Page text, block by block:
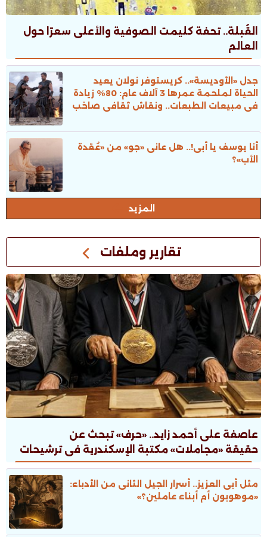
القُبلة.. تحفة كليمت الصوفية والأعلى سعرًا حول
العالم
جدل «الأوديسة».. كريستوفر نولان يعيد
الحياة لملحمة عمرها 3 آلاف عام: 80% زيادة
فى مبيعات الطبعات.. ونقاش ثقافى صاخب
أنا يوسف يا أبى!.. هل عانى «جو» من «عُقدة
الأب»؟
المزيد
تقارير وملفات
عاصفة على أحمد زايد.. «حرف» تبحث عن
حقيقة «مجاملات» مكتبة الإسكندرية فى ترشيحات
جوائز الدولة
مثل أبى العزيز.. أسرار الجيل الثانى من الأدباء:
«موهوبون أم أبناء عاملين؟»